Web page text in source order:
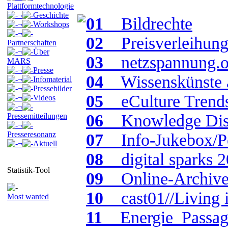
Plattformtechnologie
¬
Geschichte
¬
Workshops
¬
Partnerschaften
¬
Über
MARS
¬
Presse
¬
Infomaterial
¬
Pressebilder
¬
Videos
¬
Pressemitteilungen
¬
Presseresonanz
¬
Aktuell
Statistik-Tool
Most wanted
01 _ Bildrechte
02 _
03 _
04 _
05 _ eCulture
06 _ Knowledge
07 _ Info-Jukebox/
08 _ digital sparks
09 _ Online-
10 _ cast01//
11 _